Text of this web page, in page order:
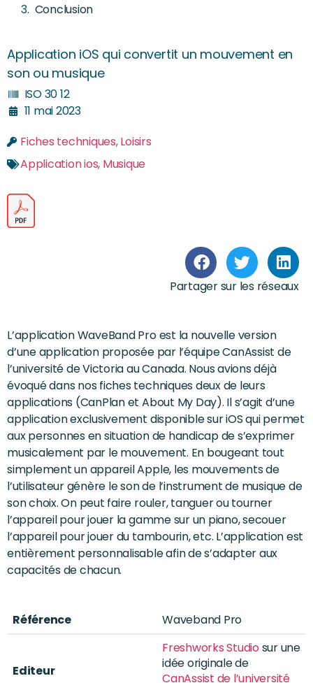
Conclusion
Application iOS qui convertit un mouvement en
son ou musique
ISO 30 12
11 mai 2023
Fiches techniques,Loisirs
Application ios, Musique
Partager sur les réseaux
L’application WaveBand Pro est la nouvelle version
d’une application proposée par l’équipe CanAssist de
l’université de Victoria au Canada. Nous avions déjà
évoqué dans nos fiches techniques deux de leurs
applications (CanPlan et About My Day). Il s’agit d’une
application exclusivement disponible sur iOS qui permet
aux personnes en situation de handicap de s’exprimer
musicalement par le mouvement. En bougeant tout
simplement un appareil Apple, les mouvements de
l’utilisateur génère le son de l’instrument de musique de
son choix. On peut faire rouler, tanguer ou tourner
l’appareil pour jouer la gamme sur un piano, secouer
l’appareil pour jouer du tambourin, etc. L’application est
entièrement personnalisable afin de s’adapter aux
capacités de chacun.
Référence Waveband Pro
Editeur
Freshworks Studiosur une
idée originale de
CanAssist de l’université